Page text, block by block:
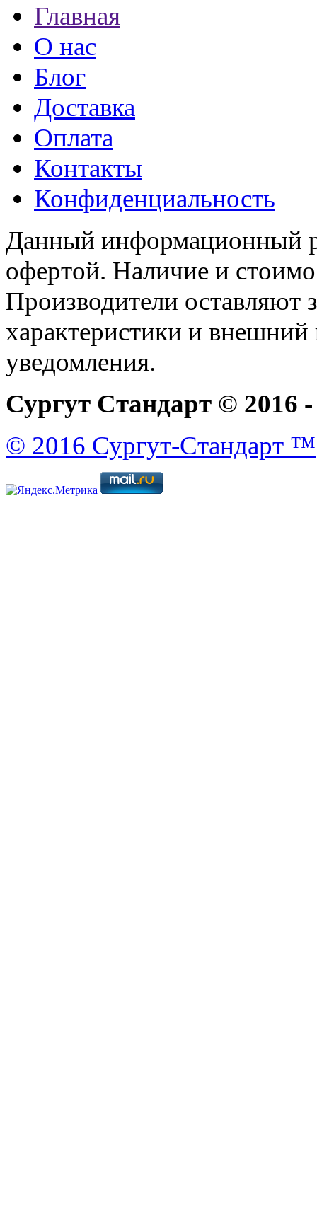
Главная
О нас
Блог
Доставка
Оплата
Контакты
Конфиденциальность
Данный информационный
офертой. Наличие и
Производители оставляют
характеристики и внешний
уведомления.
Сургут Стандарт © 2016 -
© 2016 Сургут-Стандарт ™